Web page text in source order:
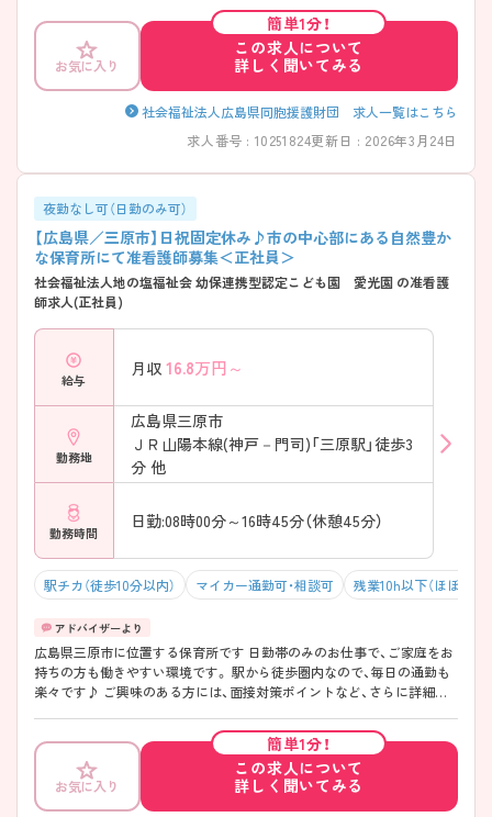
す！ ご興味ある方は面接ポイントをお伝えしますので、お気軽にご連絡
ください。
お気に入り
簡単1分！
この求人について
詳しく聞いてみる
社会福祉法人広島県同胞援護財団 求人一覧はこちら
求人番号 : 10251824更新日 : 2026年3月24日
夜勤なし可（日勤のみ可）
【広島県／三原市】日祝固定休み♪市の中心部にある自然豊か
な保育所にて准看護師募集＜正社員＞
社会福祉法人地の塩福祉会 幼保連携型認定こども園 愛光園 の准看護
師求人(正社員)
給与
月収 16.8万円～
勤務地
広島県三原市
ＪＲ山陽本線(神戸－門司)「三原駅」徒歩3
分 他
勤務時間
日勤:08時00分～16時45分（休憩45分）
駅チカ（徒歩10分以内） マイカー通勤可・相談可 残業10h以下（ほぼなし）
広島県三原市に位置する保育所です 日勤帯のみのお仕事で、ご家庭をお
持ちの方も働きやすい環境です。 駅から徒歩圏内なので、毎日の通勤も
楽々です♪ ご興味のある方には、面接対策ポイントなど、さらに詳細を
お気に入り
簡単1分！
この求人について
詳しく聞いてみる